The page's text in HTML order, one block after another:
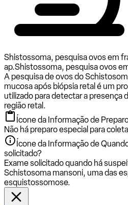
Shistossoma, pesquisa ovos em
ap.Shistossoma, pesquisa ovos
A pesquisa de ovos do
mucosa após biópsia retal é um
utilizado para detectar a presença
região retal.
Ícone da Informação de
Não há preparo especial para
Ícone da Informação de
solicitado?
Exame solicitado quando há
Schistosoma mansoni, uma das
esquistossomose.